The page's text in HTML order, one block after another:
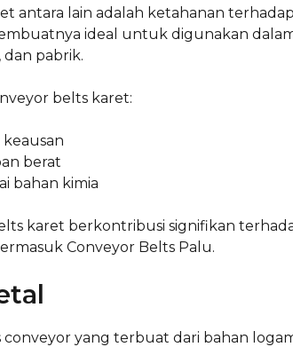
antara lain adalah ketahanan
ideal untuk digunakan
pabrik.
belts karet:
berat
bahan kimia
karet berkontribusi signifikan
Conveyor Belts Palu.
conveyor yang terbuat dari bahan